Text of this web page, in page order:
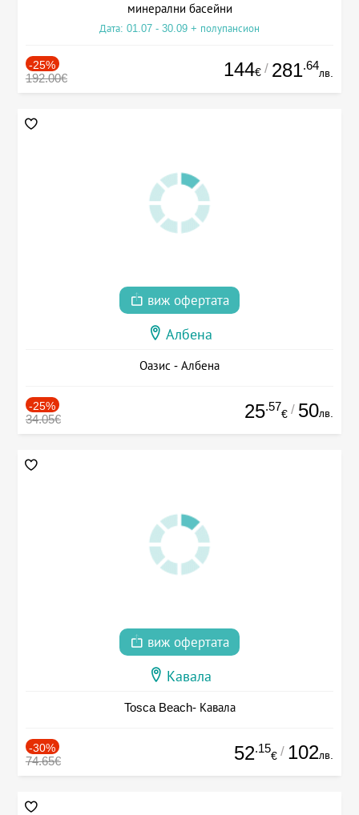
минерални басейни
Дата: 01.07 - 30.09 + полупансион
-25%
192.00€ 144€ / 281.64
лв.
виж офертата
Албена
Оазис - Албена
-25%
34.05€ 25.57
€ / 50лв.
виж офертата
Кавала
Tosca Beach- Кавала
-30%
74.65€ 52.15
€ / 102лв.